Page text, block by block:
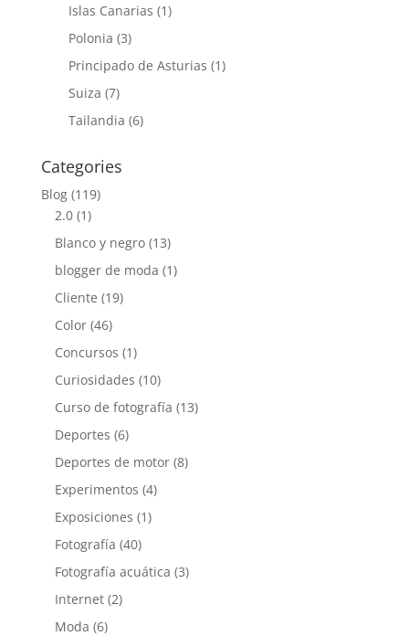
Islas Canarias (1)
Polonia (3)
Principado de Asturias (1)
Suiza (7)
Tailandia (6)
Categories
Blog(119)
2.0(1)
Blanco y negro(13)
blogger de moda (1)
Cliente (19)
Color(46)
Concursos (1)
Curiosidades (10)
Curso de fotografía (13)
Deportes (6)
Deportes de motor(8)
Experimentos (4)
Exposiciones (1)
Fotografía (40)
Fotografía acuática (3)
Internet(2)
Moda (6)